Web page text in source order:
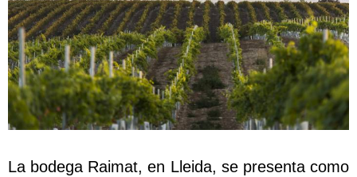
La bodega Raimat, en Lleida, se presenta como